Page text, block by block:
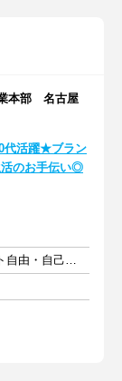
本部 名古屋
代活躍★ブラン
活のお手伝い◎
週2日以上 1日6時間以上 シフト自由・自己申告